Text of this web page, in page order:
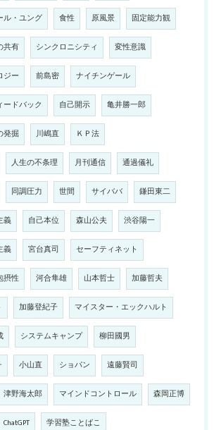
ル・ユング 食性 原風景 固定能力観
共有 シンクロニシティ 変性意識
ジー 前島密 ナイチンゲール
ードバック 自己開示 亀井勝一郎
発掘 川嶋直 ＫＰ法
人生の不条理 月刊通信 通過儀礼
同調圧力 世間 サイババ 鎌田東二
義 自己本位 森山公夫 渋谷陽一
義 宮台真司 セーフティネット
摂性 河合隼雄 山本哲士 加藤哲夫
加藤登紀子 マイスター・エックハルト
システムキャンプ 柳田國男
小山直 ショパン 遠藤賢司
津野海太郎 マインドコントロール 森岡正博
ChatGPT 学習塾ことばこ